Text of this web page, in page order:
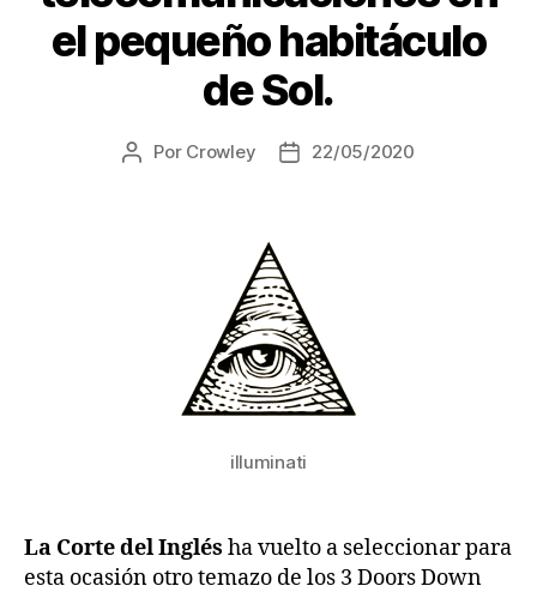
el pequeño habitáculo
de Sol.
Autor
Por Crowley
Fecha22/05/2020
illuminati
La Corte del Inglés ha vuelto a seleccionar para
esta ocasión otro temazo de los 3 Doors Down